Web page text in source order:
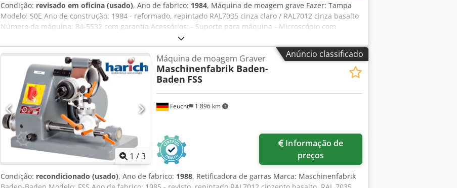
Condição: revisado em oficina (usado), Ano de fabrico: 1984, Máquina de moagem grave Fazer: Tampa
Modelo: S0E Ano de construção: 1984 - reformado, repintado RAL7035 cinza claro / RAL7012 cinza basalto
Número da máquina: 84-5532 com garantia Acessórios: - Suporte para máquina - Microscópio com
suporte - extração de poeira integrada - Rebolo com flange - Ferramenta de extração - Manual do usuário
Cjdpfoqctp Sjx Ah Serf Incluindo instalação de um interruptor liga/desliga com liberação de subtensão
para implementar proteção contra reinicialização por exemplo B. em caso de falha de energia ou
desconexão do plugue de alimentação incluindo a produção de uma placa adaptadora de montagem -
Usado, como visto -
Anúncio classificado
1 /3
Feucht 1 896 km
Máquina de moagem Graver
Maschinenfabrik Baden-
Baden FSS
preços
Condição: recondicionado (usado), Ano de fabrico: 1988, Retificadora de garras Marca: Maschinenfabrik